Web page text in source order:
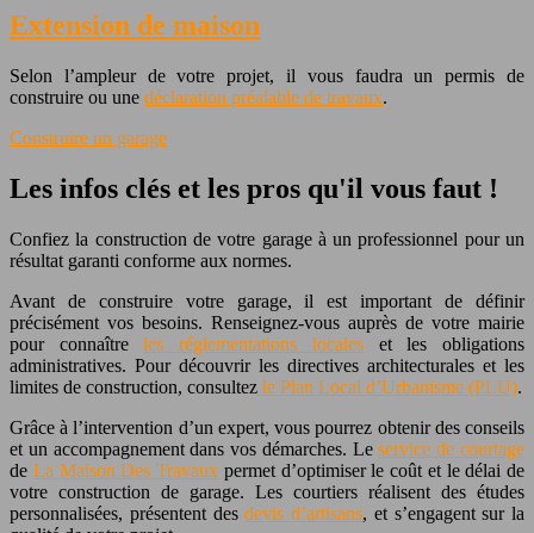
Extension de maison
Selon l’ampleur de votre projet, il vous faudra un permis de
construire ou une déclaration préalable de travaux.
Construire un garage
Les infos clés et les pros qu'il vous faut !
Confiez la construction de votre garage à un professionnel pour un
résultat garanti conforme aux normes.
Avant de construire votre garage, il est important de définir
précisément vos besoins. Renseignez-vous auprès de votre mairie
pour connaîtreles réglementations localeset les obligations
administratives. Pour découvrir les directives architecturales et les
limites de construction, consultez le Plan Local d’Urbanisme (PLU).
Grâce à l’intervention d’un expert, vous pourrez obtenir des conseils
et un accompagnement dans vos démarches. Leservice de courtage
de La Maison Des Travaux permet d’optimiser le coût et le délai de
votre construction de garage. Les courtiers réalisent des études
personnalisées, présentent desdevis d’artisans, et s’engagent sur la